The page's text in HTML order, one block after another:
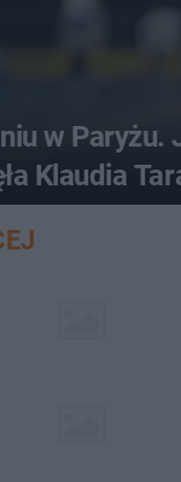
w Paryżu.
Klaudia